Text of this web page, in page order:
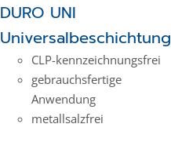
DURO UNI
Universalbeschichtung
CLP-kenn­zeich­­nungs­frei
gebrauchsfertige
Anwendung
metallsalzfrei